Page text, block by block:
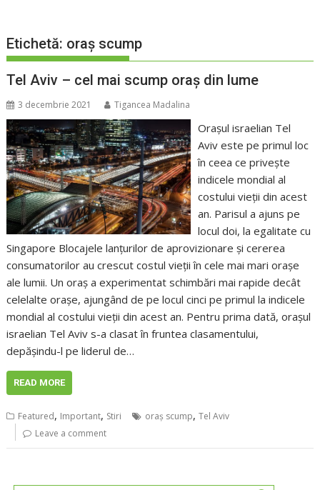
Etichetă: oraș scump
Tel Aviv – cel mai scump oraș din lume
3 decembrie 2021 Tigancea Madalina
Oraşul israelian Tel
Aviv este pe primul loc
în ceea ce privește
indicele mondial al
costului vieţii din acest
an. Parisul a ajuns pe
locul doi, la egalitate cu
Singapore Blocajele lanţurilor de aprovizionare şi cererea
consumatorilor au crescut costul vieţii în cele mai mari oraşe
ale lumii. Un oraş a experimentat schimbări mai rapide decât
celelalte oraşe, ajungând de pe locul cinci pe primul la indicele
mondial al costului vieţii din acest an. Pentru prima dată, oraşul
israelian Tel Aviv s-a clasat în fruntea clasamentului,
depăşindu-l pe liderul de…
READ MORE
Featured, Important, Stiri oraș scump,Tel Aviv
Leave a comment